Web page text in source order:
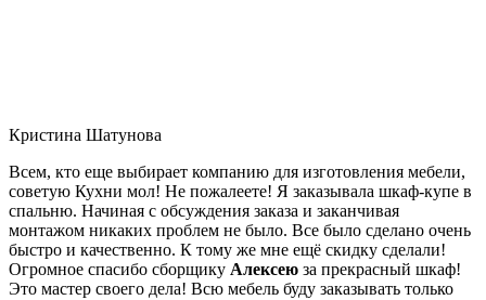
Кристина Шатунова
Всем, кто еще выбирает компанию для изготовления мебели,
советую Кухни мол! Не пожалеете! Я заказывала шкаф-купе в
спальню. Начиная с обсуждения заказа и заканчивая
монтажом никаких проблем не было. Все было сделано очень
быстро и качественно. К тому же мне ещё скидку сделали!
Огромное спасибо сборщику Алексею за прекрасный шкаф!
Это мастер своего дела! Всю мебель буду заказывать только